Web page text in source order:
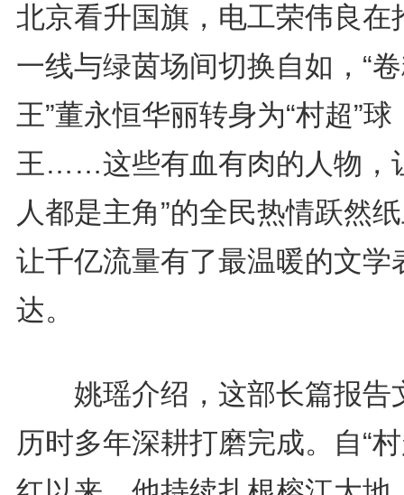
北京看升国旗，电工荣伟良在
一线与绿茵场间切换自如，“
王”董永恒华丽转身为“村超”球
王……这些有血有肉的人物，
人都是主角”的全民热情跃然
让千亿流量有了最温暖的文学
达。
姚瑶介绍，这部长篇报告
历时多年深耕打磨完成。自“